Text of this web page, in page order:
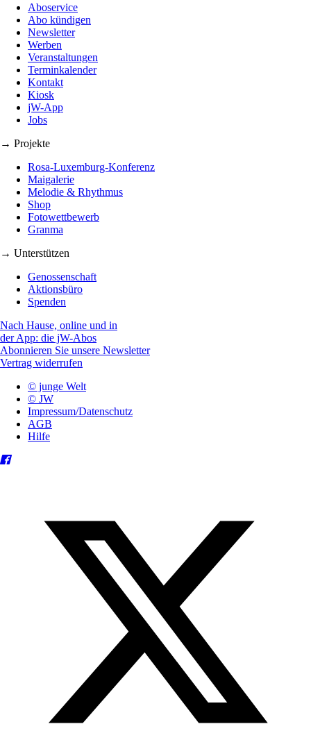
Aboservice
Abo kündigen
Newsletter
Werben
Veranstaltungen
Terminkalender
Kontakt
Kiosk
jW-App
Jobs
→ Projekte
Rosa-Luxemburg-Konferenz
Maigalerie
Melodie & Rhythmus
Shop
Fotowettbewerb
Granma
→ Unterstützen
Genossenschaft
Aktionsbüro
Spenden
Nach Hause, online und in
der App: die jW-Abos
Abonnieren Sie unsere Newsletter
Vertrag widerrufen
© junge Welt
© JW
Impressum/Datenschutz
AGB
Hilfe